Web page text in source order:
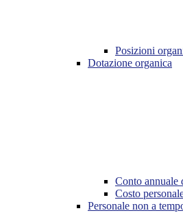
Posizioni
Dotazione organica
Conto annuale
Costo
Personale non a